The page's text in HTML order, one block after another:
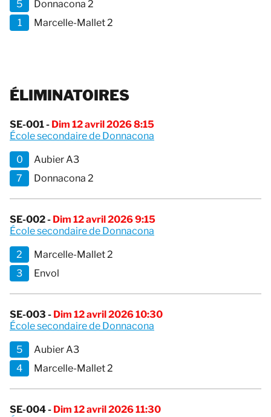
5
Donnacona 2
1
Marcelle-Mallet 2
ÉLIMINATOIRES
SE-001 - Dim 12 avril 2026 8:15
École secondaire de Donnacona
0
Aubier A3
7
Donnacona 2
SE-002 - Dim 12 avril 2026 9:15
École secondaire de Donnacona
2
Marcelle-Mallet 2
3
Envol
SE-003 - Dim 12 avril 2026 10:30
École secondaire de Donnacona
5
Aubier A3
4
Marcelle-Mallet 2
SE-004 - Dim 12 avril 2026 11:30